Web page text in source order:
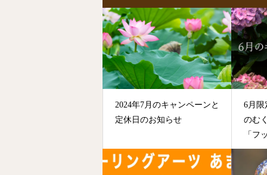
2024年7月のキャンペーンと
定休日のお知らせ
6月限
のむ
「フ
ージ